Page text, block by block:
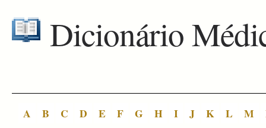
Dicionário
A B C D E F G H I J K L M